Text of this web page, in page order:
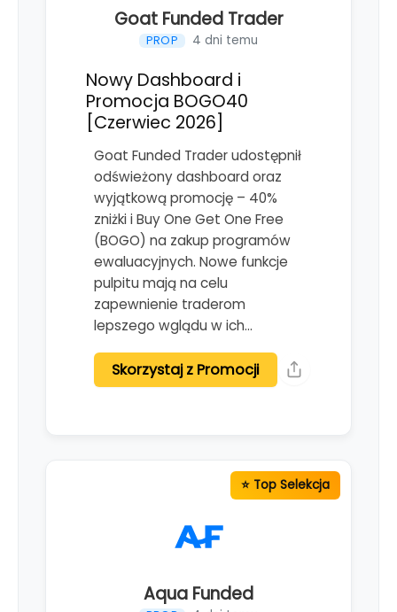
Goat Funded Trader
PROP 4 dni temu
Nowy Dashboard i
Promocja BOGO40
[Czerwiec 2026]
Goat Funded Trader udostępnił
odświeżony dashboard oraz
wyjątkową promocję – 40%
zniżki i Buy One Get One Free
(BOGO) na zakup programów
ewaluacyjnych. Nowe funkcje
pulpitu mają na celu
zapewnienie traderom
lepszego wglądu w ich…
Skorzystaj z Promocji
Aqua Funded